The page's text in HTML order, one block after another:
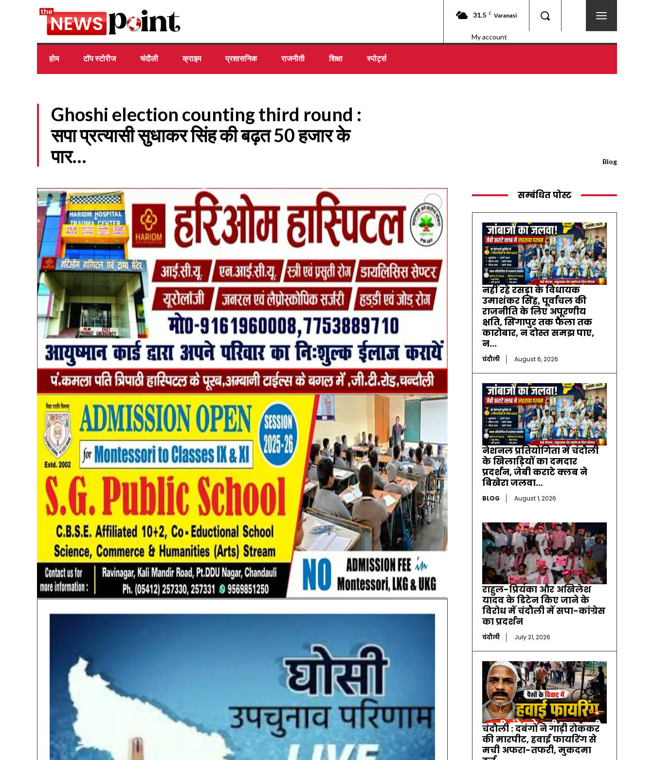
31.5 C Varanasi
My account
होम टॉप स्टोरीज चंदौली क्राइम प्रशासनिक राजनीती शिक्षा स्पोर्ट्स
Ghoshi election counting third round :
सपा प्रत्यासी सुधाकर सिंह की बढ़त 50 हजार के
पार…
Blog
सम्बंधित पोस्ट
नहीं रहे रसड़ा के विधायक
उमाशंकर सिंह, पूर्वांचल की
राजनीति के लिए अपूरणीय
क्षति, सिंगापुर तक फैला तक
कारोबार, न दोस्त समझ पाए,
न...
चंदौली August 6, 2026
नेशनल प्रतियोगिता में चंदौली
के खिलाड़ियों का दमदार
प्रदर्शन, जेबी कराटे क्लब ने
बिखेरा जलवा…
BLOG August 1, 2026
राहुल-प्रियंका और अखिलेश
यादव के डिटेन किए जाने के
विरोध में चंदौली में सपा-कांग्रेस
का प्रदर्शन
चंदौली July 21, 2026
चंदौली : दबंगों ने गाड़ी रोककर
की मारपीट, हवाई फायरिंग से
मची अफरा-तफरी, मुकदमा